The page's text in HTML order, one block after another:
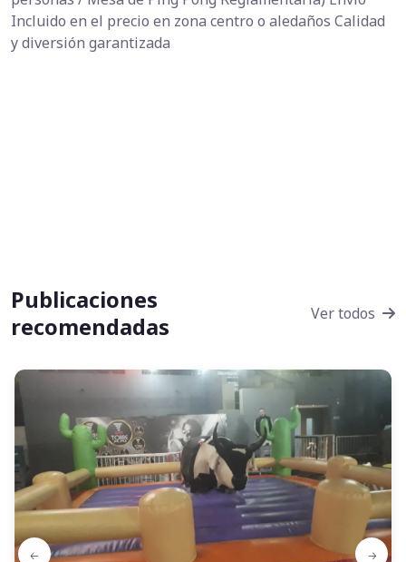
Incluido en el precio en zona centro o aledaños Calidad
y diversión garantizada
Publicaciones
recomendadas
Ver todos